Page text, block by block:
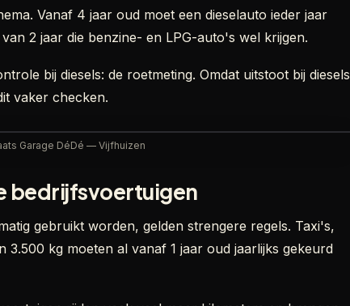
Vanaf 4 jaar oud moet een dieselauto ieder jaar
2 jaar die benzine- en LPG-auto's wel krijgen.
bij diesels: de roetmeting. Omdat uitstoot bij diesels
vaker checken.
Garage DéDé — Vijfhuizen
bedrijfsvoertuigen
gebruikt worden, gelden strengere regels. Taxi's,
kg moeten al vanaf 1 jaar oud jaarlijks gekeurd